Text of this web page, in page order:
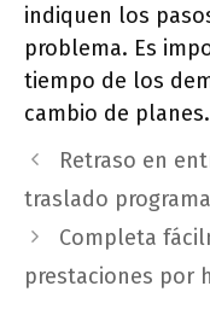
indiquen los
problema. Es
tiempo de los
cambio de planes.
Retraso en
traslado
Completa
prestaciones por